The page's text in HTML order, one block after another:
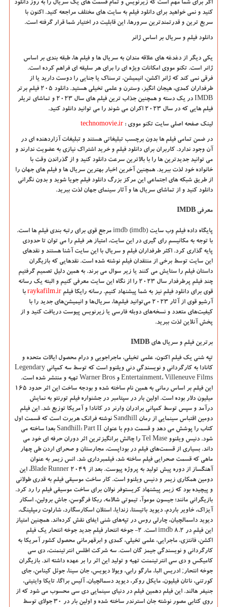
اگر برای شما مهم است که زیرنویس و تمام قسمت های یک سریال را به روز دانلود
کنید و نمی خواهید برای دانلود فیلم به سایت های مختلف مراجعه کنید. اکنون با
سریع ترین و قدرتمندترین سرورها، این قابلیت در اختیار شما قرار گرفته است.
دانلود فیلم و سریال بر اساس ژانر
یکی دیگر از دغدغه های علاقه مندان به سریال ها و فیلم ها، طبقه بندی بر اساس
ژانر است. تکنو مووی امکانات ویژه ای را برای هر سلیقه ای فراهم کرده است.
فرقی نمی کند که ژانر اکشن، انیمیشن، ترسناک یا جنایی را دوست دارید یا از
طرفداران کمدی، هیجان انگیز، وسترن و علمی تخیلی هستید. دانلود 205 فیلم برتر
IMDB
در یک دسته و همچنین جذاب ترین فیلم های سال 2023 و تماشای تریلر
فیلم هایی که در سال 2023 اکران می شوند را می توانید دانلود کنید
.
لینک صفحه اصلی سایت تکنو مووی :
technomovie.ir
در ضمن تمامی فیلم ها بدون برچسب تبلیغاتی هستند و تبلیغات آزاردهنده ای در
آن وجود ندارد. کاربران برای دانلود فیلم و خرید اشتراک نیازی به عضویت ندارند و
می توانید جدیدترین ها را با بالاترین سرعت دانلود کنید و از گذراندن وقت با
خانواده خود لذت ببرید. همچنین آخرین اخبار بهترین سریال ها و فیلم های جهان را
از طریق شبکه های اجتماعی این مرکز بزرگ دانلود فیلم جویا شوید و بدون نگرانی
دانلود کنید و از تماشای سریال ها و آثار سینمای جهان لذت ببرید.
معرفی
پایگاه داده فیلم وب سایت
مرجع قوی برای رتبه بندی فیلم ها است.
با توجه به مکانیسم رای گیری در این سایت، امتیاز هر فیلم را می توان تا حدودی
پایه گذاری کرد. اکثر طرفداران فیلم و سریال با این سایت آشنا هستند و نقدهای
این سایت توسط برخی از منتقدان فیلم نوشته شده است. نقدهایی که بازیگران
داستان فیلم را ستایش می کنند یا زیر سوال می برند. به همین دلیل تصمیم گرفتیم
چند فیلم پرطرفدار سال 2023 را از نگاه این سایت معرفی کنیم و البته یک رسانه
قوی برای دانلود فیلم نیز به شما پیشنهاد کنیم. رسانه رایکا فیلم raykafilm.ir با
آرشیو قوی از آثار 2023 می‌توانید فیلم‌ها، سریال‌ها و انیمیشن‌های جدید را با
کیفیت‌های متعدد و نسخه‌های دوبله فارسی یا زیرنویس پیوست دریافت کنید و از
پخش آنلاین لذت ببرید.
برترین فیلم و سریال های
تپه شنی یک فیلم اکنون، علمی تخیلی، ماجراجویی و درام محصول ایالات متحده و
کانادا به کارگردانی و نویسندگی دنی ویلنوو است که توسط سه کمپانی Legendary
Entertainment، Villeneuve Films و
تهیه و منتشر شده است.
این فیلم بر اساس رمانی به همین نام ساخته شده و بودجه ساخت این اثر حدود 165
میلیون دلار بوده است. اولین بار در سپتامبر در جشنواره فیلم تورنتو به نمایش
درآمد و سپس توسط کمپانی برادران وارنر در کانادا و آمریکا توزیع شد. این فیلم
دومین اقتباس سینمایی از رمان
نوشته فرانک هربرت است که قسمت اول
کتاب را پوشش می دهد و قسمت دوم با عنوان
بعدا ساخته می
شود. دنیس ویلنوو
را چالش برانگیزترین اثر دوران حرفه ای خود می
داند. بسیاری از قسمت‌های فیلم در بوداپست، مجارستان و صحرای اردن طی چهار
ماهی که قسمت صحرایی فیلم ساخته شد، فیلمبرداری شد. انس زیمر به عنوان
آهنگساز از دوره پیش تولید به پروژه پیوست. بعد از
، این
دومین همکاری زیمر و دنیس ویلنوو است. کار ساخت موسیقی فیلم به قدری طولانی
و پیچیده بود که زیمر پیشنهاد کریستوفر نولان برای ساخت موسیقی فیلم را رد کرد.
بازیگرانی مانند؛ جیسون موموآ، تیموتی شالامه، ربکا فرگوسن، جاش برولین، اسکار
آیزاک، خاویر باردم، دیوید باتیستا، زندایا، استلان اسکارسگارد، شارلوت رمپلینگ،
دیوید داسمالچیان، چارلی روس در تپه‌های شنی ایفای نقش کرده‌اند. همچنین امتیاز
این فیلم در
است. 2- جوخه انتحار فیلم جدید جوخه انتحار یک فیلم
اکشن، فانتزی، ماجرایی، علمی تخیلی، کمدی و ابرقهرمانی محصول کشور آمریکا به
کارگردانی و نویسندگی جیمز گان است. سه شرکت اطلس انترتینمنت، دی سی
کامیکس و دی سی انترتینمنت تهیه و تولید این اثر را بر عهده داشته اند. بازیگران
جوخه انتحار; ادریس البا، مارگو رابی، ویولا دیویس، جان سینا، جوئل کینامن، جای
کورتنی، ناتان فیلیون، مایکل روکر، دیوید دسمالچیان، آلیس براگا، تایکا وایتیتی،
جنیفر هالند. این فیلم دهمین فیلم در دنیای سینمایی دی سی محسوب می شود که از
روی کتابی مصور نوشته جان استرندر ساخته شده و اولین بار در 30 جولای توسط